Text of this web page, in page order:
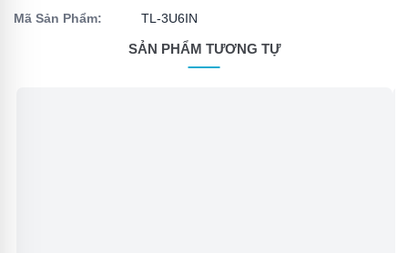
Mã Sản Phẩm: TL-3U6IN
SẢN PHẨM TƯƠNG TỰ